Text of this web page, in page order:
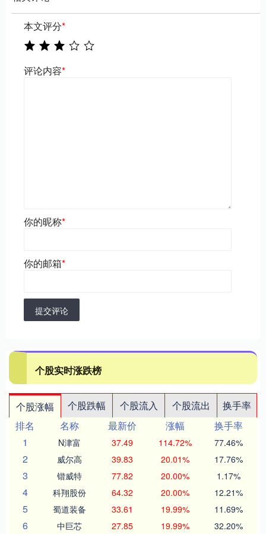
本文评分*
评论内容*
你的昵称*
你的邮箱*
提交评论
个股实时涨跌榜
个股涨幅 个股跌幅 个股流入 个股流出
换手率
排名
名称 最新价 涨幅
换手率
1
N津富 37.49 114.72% 77.46%
2 威尔高 39.83 20.01% 17.76%
3 锴威特 77.82 20.00% 1.17%
4 科翔股份 64.32 20.00% 12.21%
5 蜀道装备 33.61 19.99% 11.69%
6 中巨芯 27.85 19.99% 32.20%